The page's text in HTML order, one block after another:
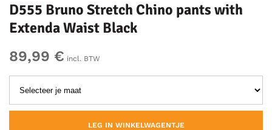
D555 Bruno Stretch Chino pants with
Extenda Waist Black
89,99 € incl. BTW
LEG IN WINKELWAGENTJE